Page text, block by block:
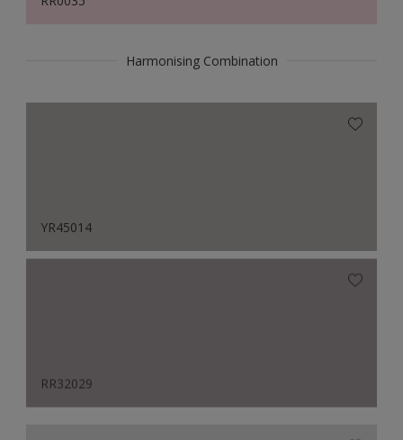
Harmonising Combination
YR45014
RR32029